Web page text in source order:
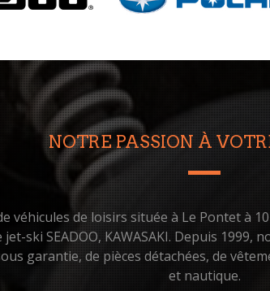
NOTRE PASSION À
véhicules de loisirs située à Le Pontet à
ski SEADOO, KAWASAKI. Depuis
garantie, de pièces détachées, de
et nautique.